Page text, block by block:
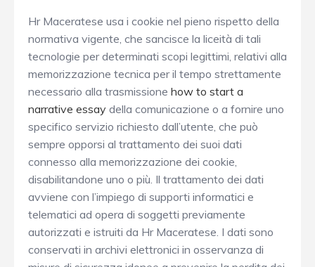
Hr Maceratese usa i cookie nel pieno rispetto della
normativa vigente, che sancisce la liceità di tali
tecnologie per determinati scopi legittimi, relativi alla
memorizzazione tecnica per il tempo strettamente
necessario alla trasmissione how to start a
narrative essay della comunicazione o a fornire uno
specifico servizio richiesto dall’utente, che può
sempre opporsi al trattamento dei suoi dati
connesso alla memorizzazione dei cookie,
disabilitandone uno o più. Il trattamento dei dati
avviene con l’impiego di supporti informatici e
telematici ad opera di soggetti previamente
autorizzati e istruiti da Hr Maceratese. I dati sono
conservati in archivi elettronici in osservanza di